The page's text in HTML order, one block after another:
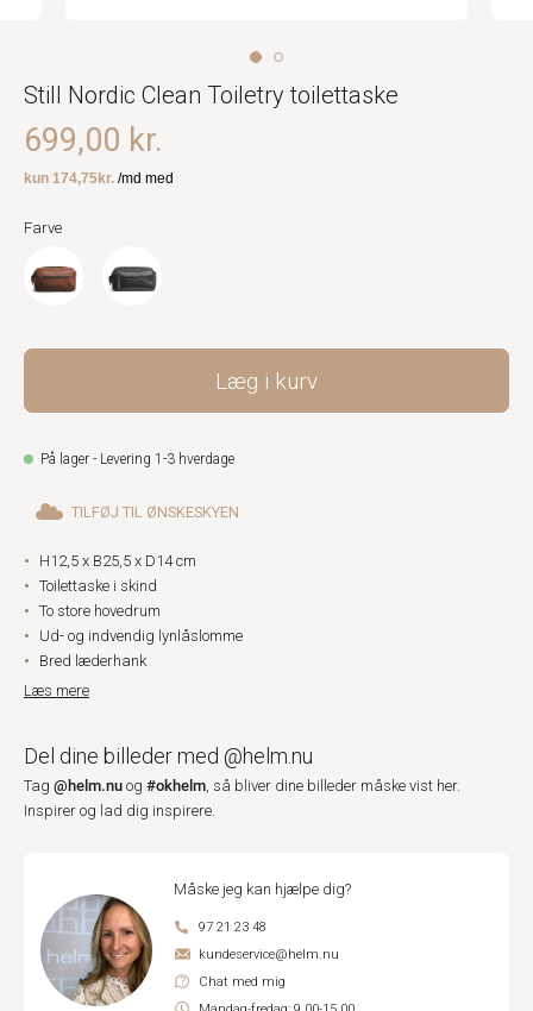
Still Nordic Clean Toiletry toilettaske
699,00 kr.
Farve
Læg i kurv
På lager - Levering 1-3 hverdage
TILFØJ TIL ØNSKESKYEN
H12,5 x B25,5 x D14 cm
Toilettaske i skind
To store hovedrum
Ud- og indvendig lynlåslomme
Bred læderhank
Læs mere
Del dine billeder med @helm.nu
Tag @helm.nu og #okhelm, så bliver dine billeder måske vist her.
Inspirer og lad dig inspirere.
Måske jeg kan hjælpe dig?
97 21 23 48
kundeservice@helm.nu
Chat med mig